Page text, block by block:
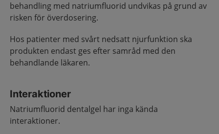
behandling med natriumfluorid undvikas på grund av
risken för överdosering.
Hos patienter med svårt nedsatt njurfunktion ska
produkten endast ges efter samråd med den
behandlande läkaren.
Interaktioner
Natriumfluorid dentalgel har inga kända
interaktioner.